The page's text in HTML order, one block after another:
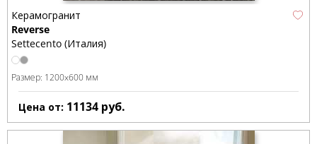
Керамогранит
Reverse
Settecento (Италия)
Размер: 1200x600 мм
Цена от: 11134 руб.